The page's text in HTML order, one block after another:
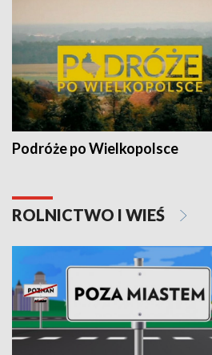
Podróże po Wielkopolsce
ROLNICTWO I WIEŚ